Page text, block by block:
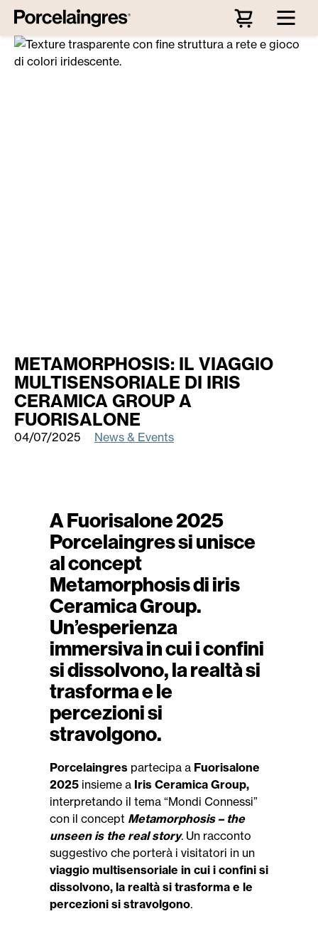
Passa al contenuto principale
METAMORPHOSIS: IL VIAGGIO
MULTISENSORIALE DI IRIS
CERAMICA GROUP A
FUORISALONE
04/07/2025 News & Events
A Fuorisalone 2025
Porcelaingres si unisce
al concept
Metamorphosis di iris
Ceramica Group.
Un’esperienza
immersiva in cui i confini
si dissolvono, la realtà si
trasforma e le
percezioni si
stravolgono.
Porcelaingres partecipa a Fuorisalone
2025 insieme a Iris Ceramica Group,
interpretando il tema “Mondi Connessi”
con il concept Metamorphosis – the
unseen is the real story. Un racconto
suggestivo che porterà i visitatori in un
viaggio multisensoriale in cui i confini si
dissolvono, la realtà si trasforma e le
percezioni si stravolgono.